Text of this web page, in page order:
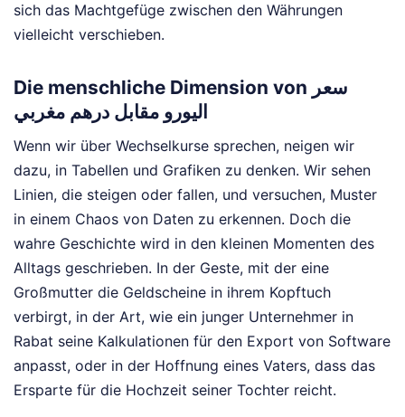
sich das Machtgefüge zwischen den Währungen
vielleicht verschieben.
Die menschliche Dimension von سعر
اليورو مقابل درهم مغربي
Wenn wir über Wechselkurse sprechen, neigen wir
dazu, in Tabellen und Grafiken zu denken. Wir sehen
Linien, die steigen oder fallen, und versuchen, Muster
in einem Chaos von Daten zu erkennen. Doch die
wahre Geschichte wird in den kleinen Momenten des
Alltags geschrieben. In der Geste, mit der eine
Großmutter die Geldscheine in ihrem Kopftuch
verbirgt, in der Art, wie ein junger Unternehmer in
Rabat seine Kalkulationen für den Export von Software
anpasst, oder in der Hoffnung eines Vaters, dass das
Ersparte für die Hochzeit seiner Tochter reicht.